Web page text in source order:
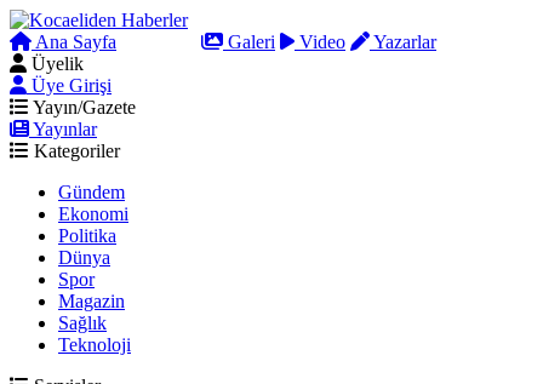
Ana Sayfa Galeri Video
Yazarlar
Üyelik
Üye Girişi
Yayın/Gazete
Yayınlar
Kategoriler
Gündem
Ekonomi
Politika
Dünya
Spor
Magazin
Sağlık
Teknoloji